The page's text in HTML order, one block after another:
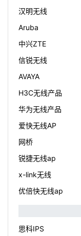
汉明无线
Aruba
中兴ZTE
信锐无线
AVAYA
H3C无线产品
华为无线产品
爱快无线AP
网桥
锐捷无线ap
x-link无线
优倍快无线ap
思科IPS